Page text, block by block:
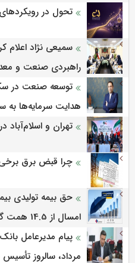
تحول در
راهبردی صنعت و
توسعه صنعت در
هدایت سرمایه‌ها به
تهران و اسلام‌آباد
چرا قبض برق
حق بیمه تولیدی
امسال از 14.5 همت گذشت
مرداد، سالروز